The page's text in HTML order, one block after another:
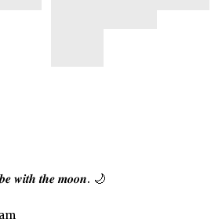
𝒘𝒊𝒕𝒉 𝒕𝒉𝒆 𝒎𝒐𝒐𝒏. 🌙